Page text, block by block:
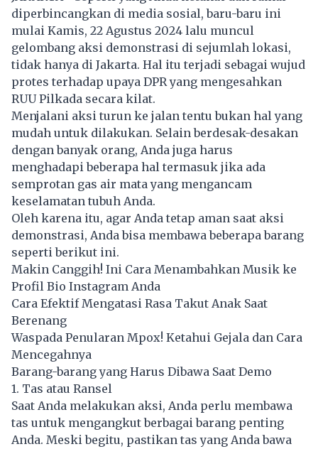
diperbincangkan di media sosial, baru-baru ini
mulai Kamis, 22 Agustus 2024 lalu muncul
gelombang aksi demonstrasi di sejumlah lokasi,
tidak hanya di Jakarta. Hal itu terjadi sebagai wujud
protes terhadap upaya DPR yang mengesahkan
RUU Pilkada secara kilat.
Menjalani aksi turun ke jalan tentu bukan hal yang
mudah untuk dilakukan. Selain berdesak-desakan
dengan banyak orang, Anda juga harus
menghadapi beberapa hal termasuk jika ada
semprotan gas air mata yang mengancam
keselamatan tubuh Anda.
Oleh karena itu, agar Anda tetap aman saat aksi
demonstrasi, Anda bisa membawa beberapa barang
seperti berikut ini.
Makin Canggih! Ini Cara Menambahkan Musik ke
Profil Bio Instagram Anda
Cara Efektif Mengatasi Rasa Takut Anak Saat
Berenang
Waspada Penularan Mpox! Ketahui Gejala dan Cara
Mencegahnya
Barang-barang yang Harus Dibawa Saat Demo
1. Tas atau Ransel
Saat Anda melakukan aksi, Anda perlu membawa
tas untuk mengangkut berbagai barang penting
Anda. Meski begitu, pastikan tas yang Anda bawa